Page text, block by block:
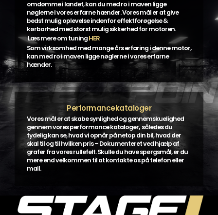
omdømme i landet, kan du med ro i maven ligge
nøglerne i vores erfarne hænder. Vores mål er at give
bedst mulig oplevelse indenfor effektforøgelse &
kørbarhed med størst mulig sikkerhed for motoren.
Læs mere om tuningHER
Som virksomhed med mange års erfaring i denne motor,
kan med ro i maven ligge nøglerne i vores erfarne
hænder.
Performancekataloger
Vores mål er at skabe synlighed og gennemskuelighed
gennem vores performance kataloger, således du
tydelig kan se, hvad vi opnår på netop din bil, hvad der
skal til og til hvilken pris – Dokumenteret ved hjælp af
grafer fra vores rullefelt. Skulle du have spørgsmål, er du
mere end velkommen til at kontakte os på telefon eller
mail.